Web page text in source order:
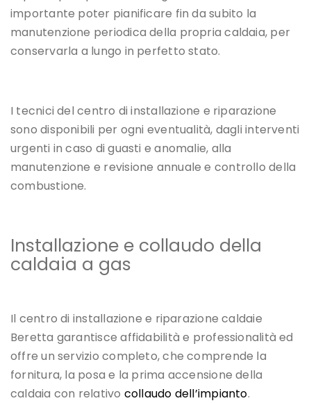
importante poter pianificare fin da subito la
manutenzione periodica della propria caldaia, per
conservarla a lungo in perfetto stato.
I tecnici del centro di installazione e riparazione
sono disponibili per ogni eventualità, dagli interventi
urgenti in caso di guasti e anomalie, alla
manutenzione e revisione annuale e controllo della
combustione.
Installazione e collaudo della
caldaia a gas
Il centro di installazione e riparazione caldaie
Beretta garantisce affidabilità e professionalità ed
offre un servizio completo, che comprende la
fornitura, la posa e la prima accensione della
caldaia con relativo collaudo dell’impianto.